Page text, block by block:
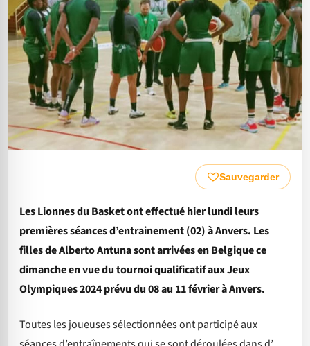
Sauvegarder
Les Lionnes du Basket ont effectué hier lundi leurs
premières séances d’entrainement (02) à Anvers. Les
filles de Alberto Antuna sont arrivées en Belgique ce
dimanche en vue du tournoi qualificatif aux Jeux
Olympiques 2024 prévu du 08 au 11 février à Anvers.
Toutes les joueuses sélectionnées ont participé aux